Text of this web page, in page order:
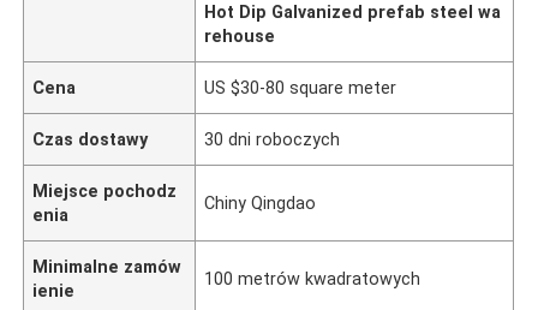
Hot Dip Galvanized prefab steel wa
rehouse
Cena US $30-80 square meter
Czas dostawy 30 dni roboczych
Miejsce pochodz
enia
Chiny Qingdao
Minimalne zamów
ienie
100 metrów kwadratowych